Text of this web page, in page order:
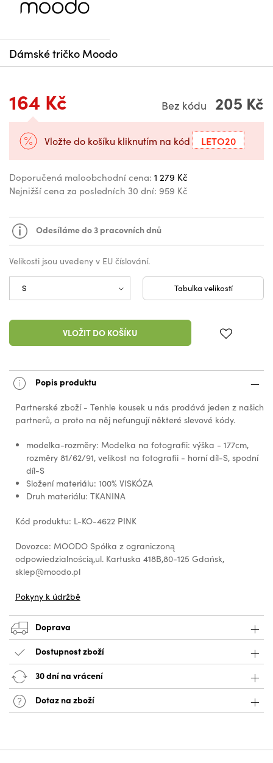
Dámské tričko Moodo
164 Kč Bez kódu 205 Kč
Vložte do košíku kliknutím na kód LETO20
Doporučená maloobchodní cena: 1 279 Kč
Nejnižší cena za posledních 30 dní: 959 Kč
Odesíláme do 3 pracovních dnů
Velikosti jsou uvedeny v EU číslování.
Tabulka velikostí
VLOŽIT DO KOŠÍKU
Popis produktu
Partnerské zboží - Tenhle kousek u nás prodává jeden z našich
partnerů, a proto na něj nefungují některé slevové kódy.
modelka-rozměry: Modelka na fotografii: výška - 177cm,
rozměry 81/62/91, velikost na fotografii - horní díl-S, spodní
díl-S
Složení materiálu: 100% VISKÓZA
Druh materiálu: TKANINA
Kód produktu: L-KO-4622 PINK
Dovozce: MOODO Spółka z ograniczoną
odpowiedzialnością,ul. Kartuska 418B,80-125 Gdańsk,
sklep@moodo.pl
Pokyny k údržbě
Doprava
Dostupnost zboží
30 dní na vrácení
Dotaz na zboží